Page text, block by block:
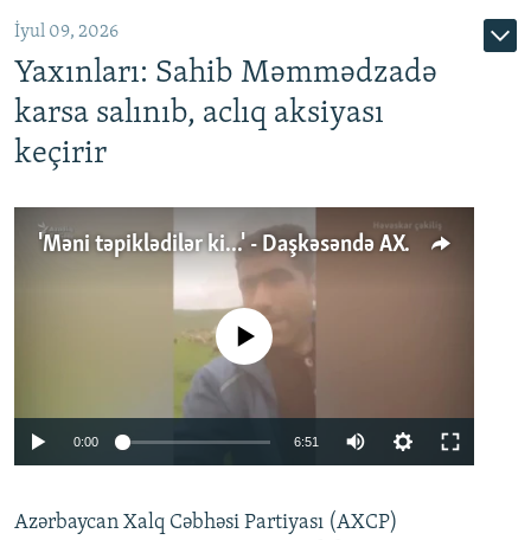
İyul 09, 2026
Yaxınları: Sahib Məmmədzadə
karsa salınıb, aclıq aksiyası
keçirir
'Məni təpiklədilər ki...' - Daşkəsəndə AXCP fəalının yaxınları onun həbsinə etiraz edirlər
No media source currently available
0:00 6:51
360p
Azərbaycan Xalq Cəbhəsi Partiyası (AXCP)